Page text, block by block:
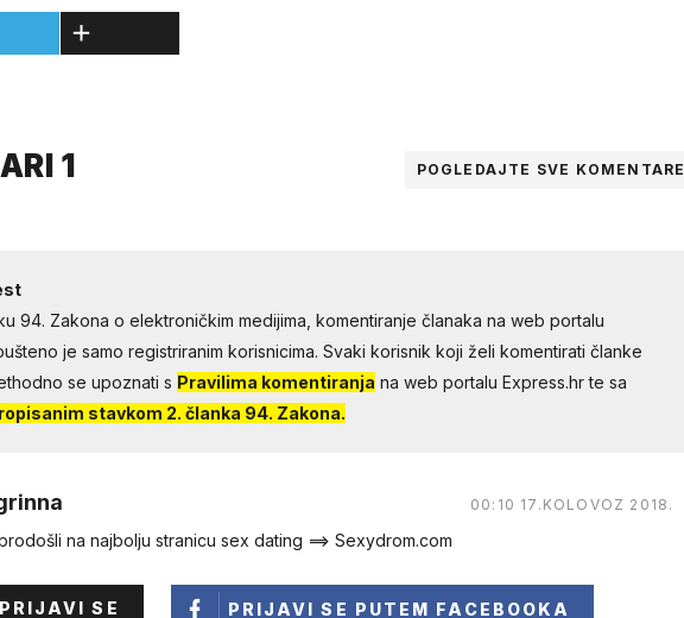
1 POGLEDAJTE SVE KOMENTARE
94. Zakona o elektroničkim medijima, komentiranje članaka na web portalu
je samo registriranim korisnicima. Svaki korisnik koji želi komentirati članke
se upoznati s Pravilima komentiranja na web portalu Express.hr te sa
stavkom 2. članka 94. Zakona.
00:10 17.KOLOVOZ 2018.
na najbolju stranicu sex dating ==> Sexydrom.com
PRIJAVI SE PRIJAVI SE PUTEM FACEBOOKA